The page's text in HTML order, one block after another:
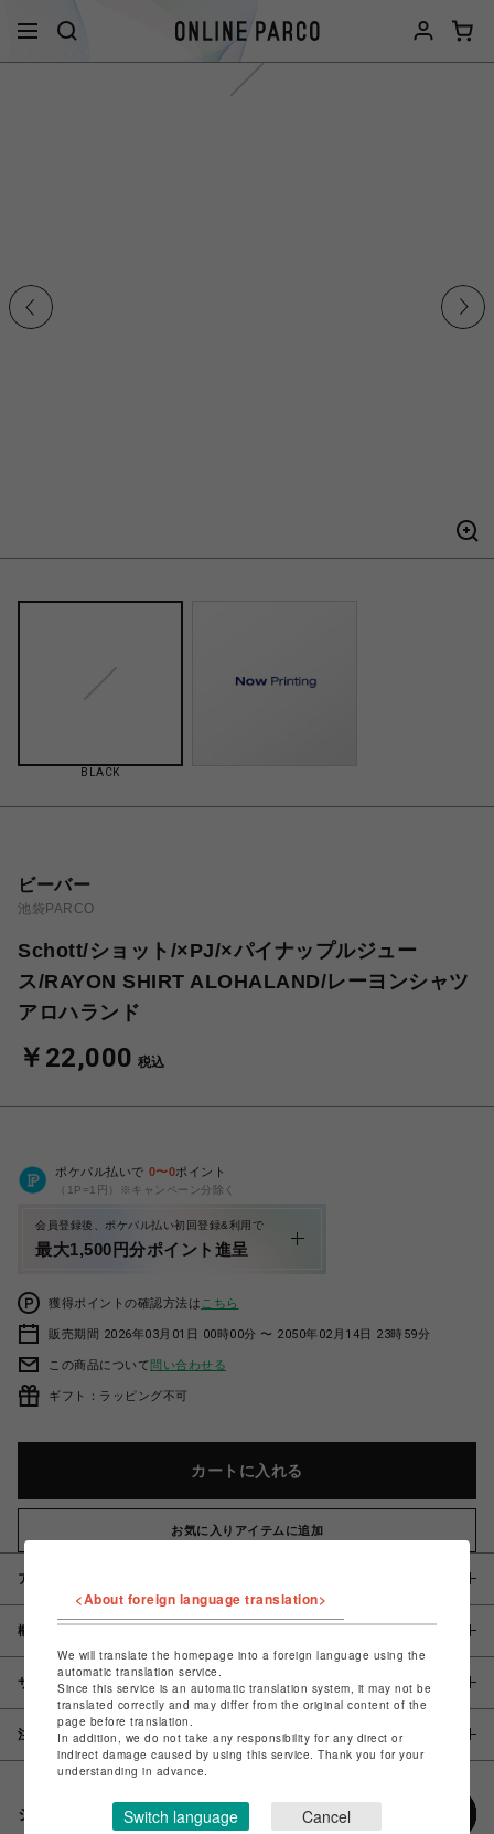
BLACK
ビーバー
池袋PARCO
Schott/ショット/×PJ/×パイナップルジュー
ス/RAYON SHIRT ALOHALAND/レーヨンシャツ
アロハランド
￥22,000 税込
ポケパル払いで 0〜0ポイント
（1P=1円）※キャンペーン分除く
会員登録後、ポケパル払い初回登録&利用で
最大1,500円分ポイント進呈
獲得ポイントの確認方法は こちら
販売期間 2026年03月01日 00時00分 〜 2050年02月14日 23時59分
この商品について問い合わせる
ギフト：ラッピング不可
カートに入れる
お気に入りアイテムに追加
アイテム説明 / 素材
概要
サイズ
注意事項
シェアする
<About foreign language translation>
We will translate the homepage into a foreign language using the
automatic translation service.
Since this service is an automatic translation system, it may not be
translated correctly and may differ from the original content of the
page before translation.
In addition, we do not take any responsibility for any direct or
indirect damage caused by using this service. Thank you for your
understanding in advance.
Switch language Cancel